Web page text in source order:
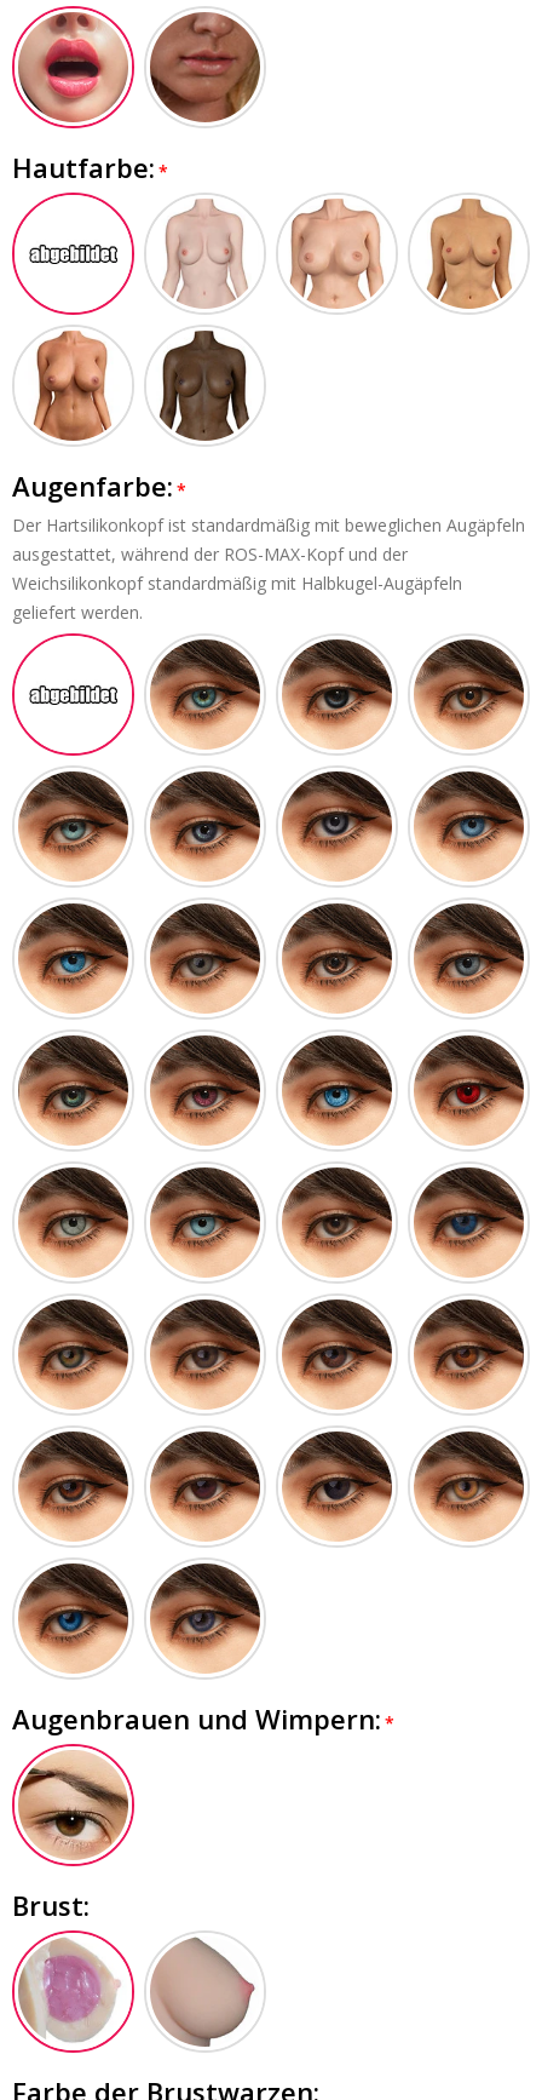
Hautfarbe:
Augenfarbe:
Der Hartsilikonkopf ist standardmäßig mit beweglichen Augäpfeln
ausgestattet, während der ROS-MAX-Kopf und der
Weichsilikonkopf standardmäßig mit Halbkugel-Augäpfeln
geliefert werden.
Augenbrauen und Wimpern:
Brust:
Farbe der Brustwarzen: